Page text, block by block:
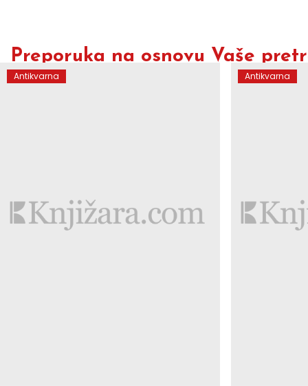
Preporuka na osnovu Vaše
Antikvarna Antikvarna